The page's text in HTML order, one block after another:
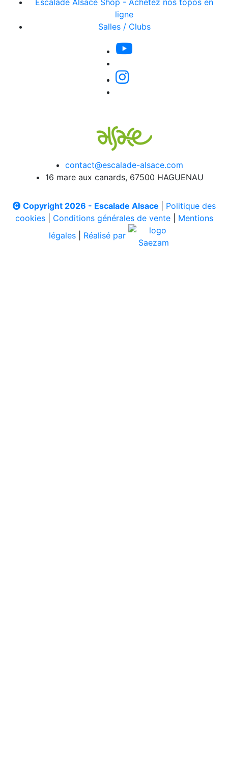
Escalade Alsace Shop - Achetez nos topos en
ligne
Salles / Clubs
contact@escalade-alsace.com
16 mare aux canards, 67500 HAGUENAU
Copyright 2026 - Escalade Alsace
Politique des
cookies| Conditions générales de vente| Mentions
légales
Réalisé par